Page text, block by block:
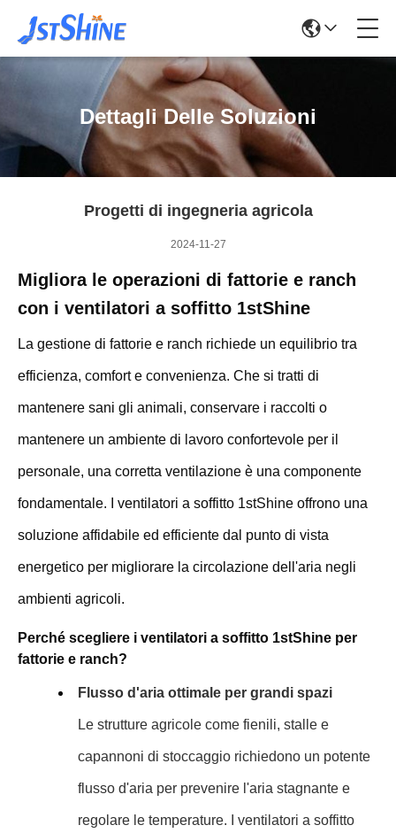
Dettagli Delle Soluzioni
Progetti di ingegneria agricola
2024-11-27
Migliora le operazioni di fattorie e ranch
con i ventilatori a soffitto 1stShine
La gestione di fattorie e ranch richiede un equilibrio tra
efficienza, comfort e convenienza. Che si tratti di
mantenere sani gli animali, conservare i raccolti o
mantenere un ambiente di lavoro confortevole per il
personale, una corretta ventilazione è una componente
fondamentale. I ventilatori a soffitto 1stShine offrono una
soluzione affidabile ed efficiente dal punto di vista
energetico per migliorare la circolazione dell'aria negli
ambienti agricoli.
Perché scegliere i ventilatori a soffitto 1stShine per
fattorie e ranch?
Flusso d'aria ottimale per grandi spazi
Le strutture agricole come fienili, stalle e
capannoni di stoccaggio richiedono un potente
flusso d'aria per prevenire l'aria stagnante e
regolare le temperature. I ventilatori a soffitto